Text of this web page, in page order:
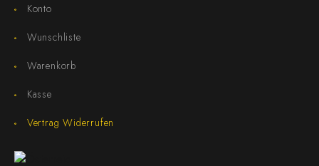
Konto
Wunschliste
Warenkorb
Kasse
Vertrag Widerrufen